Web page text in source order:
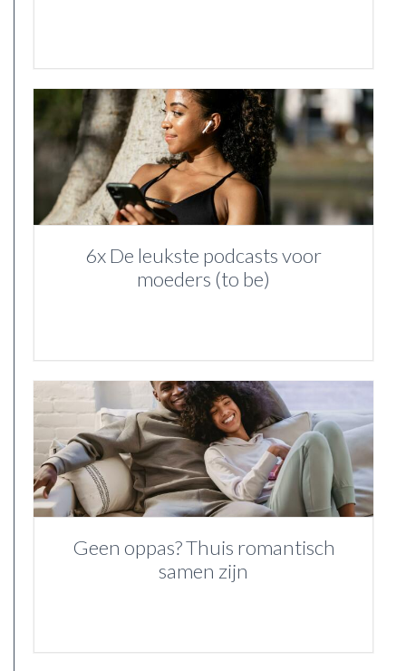
6x De leukste podcasts voor
moeders (to be)
Geen oppas? Thuis romantisch
samen zijn